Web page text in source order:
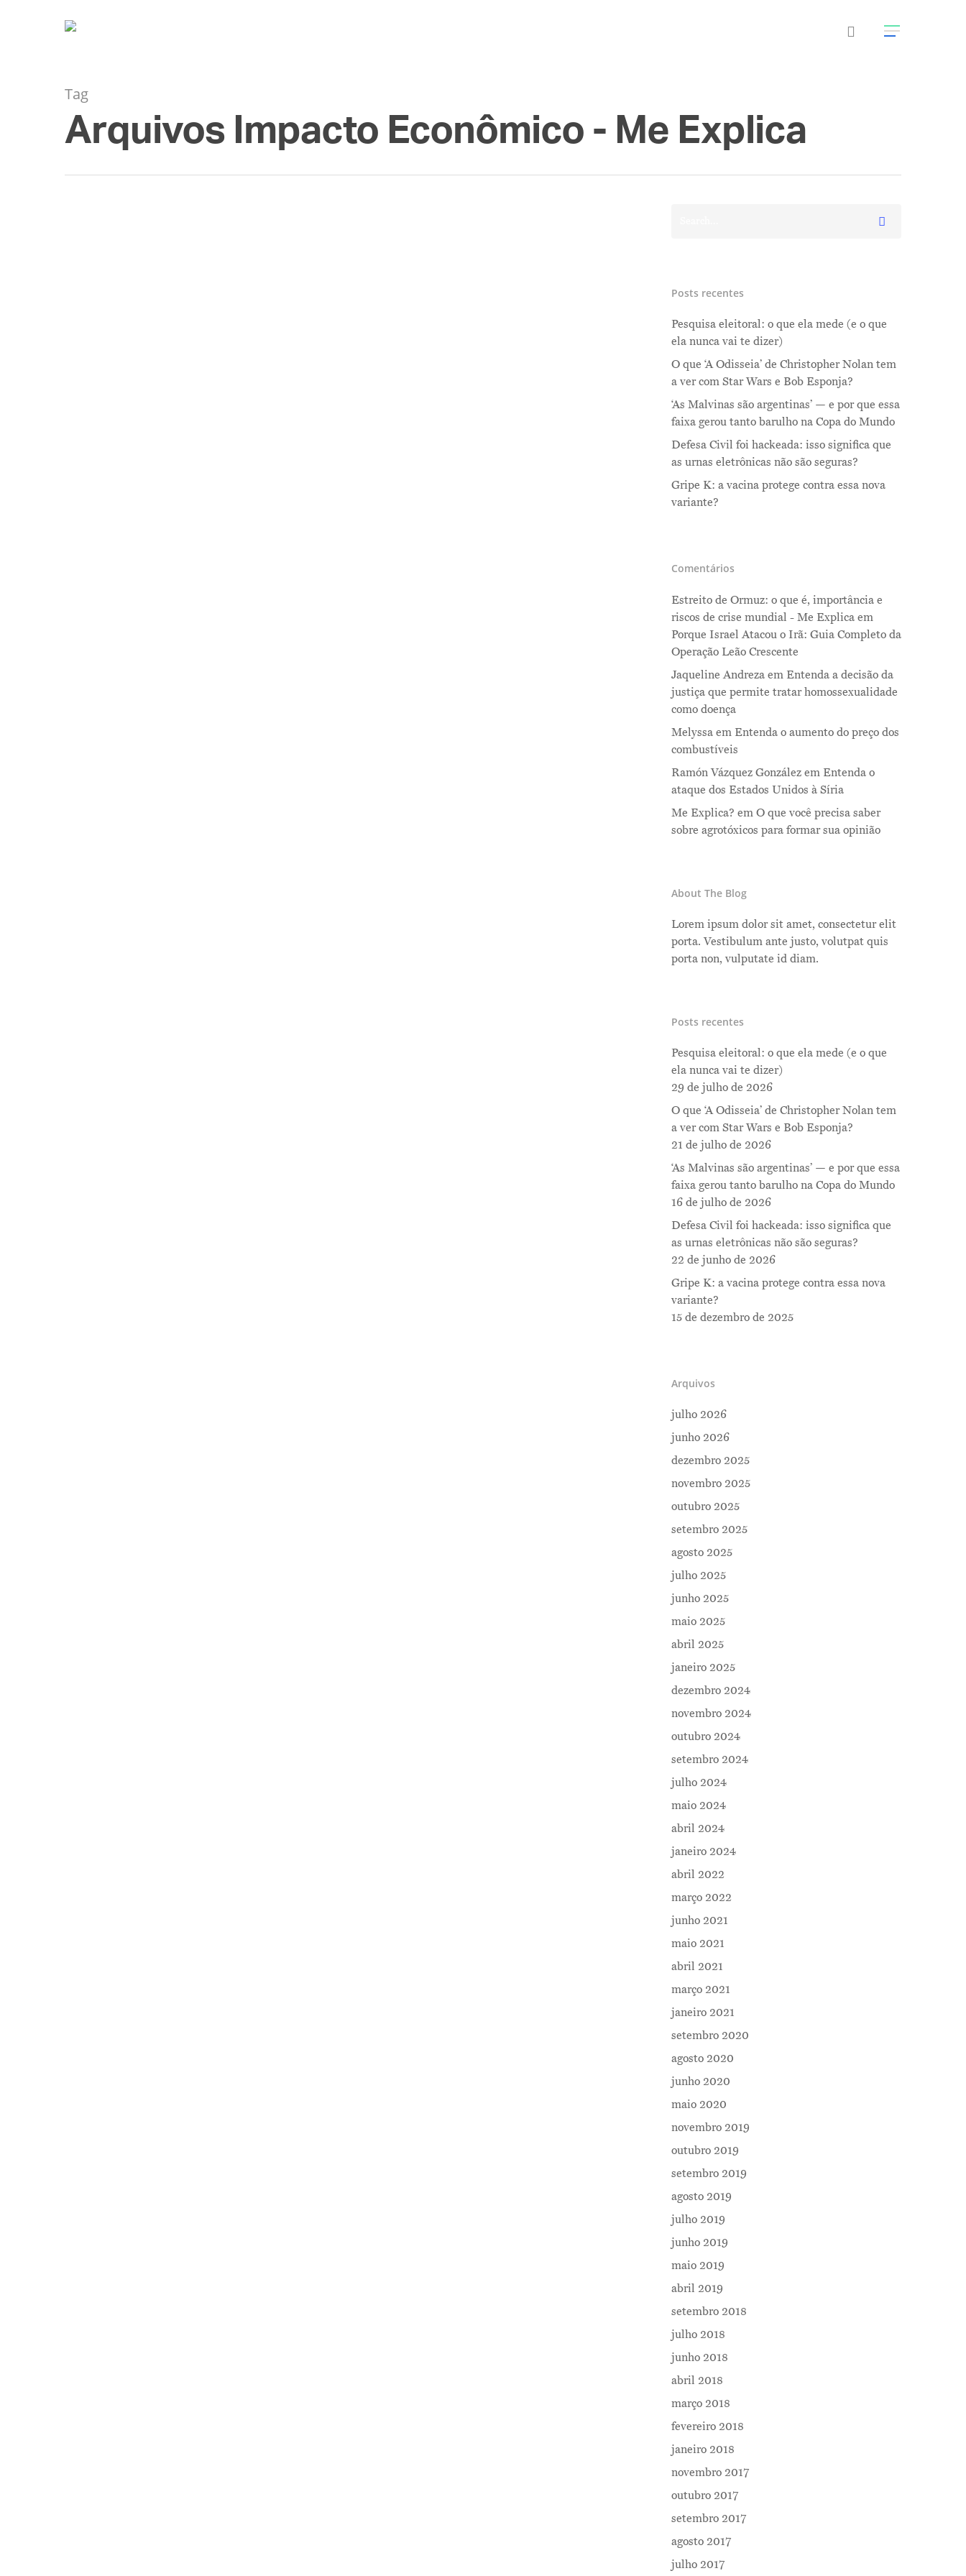
Tag
Arquivos Impacto Econômico - Me Explica
Posts recentes
Pesquisa eleitoral: o que ela mede (e o que
ela nunca vai te dizer)
O que ‘A Odisseia’ de Christopher Nolan tem
a ver com Star Wars e Bob Esponja?
‘As Malvinas são argentinas’ — e por que essa
faixa gerou tanto barulho na Copa do Mundo
Defesa Civil foi hackeada: isso significa que
as urnas eletrônicas não são seguras?
Gripe K: a vacina protege contra essa nova
variante?
Comentários
Estreito de Ormuz: o que é, importância e
riscos de crise mundial - Me Explicaem
Porque Israel Atacou o Irã: Guia Completo da
Operação Leão Crescente
Jaqueline Andrezaem Entenda a decisão da
justiça que permite tratar homossexualidade
como doença
Melyssaem Entenda o aumento do preço dos
combustíveis
Ramón Vázquez Gonzálezem Entenda o
ataque dos Estados Unidos à Síria
Me Explica? em O que você precisa saber
sobre agrotóxicos para formar sua opinião
About The Blog
Lorem ipsum dolor sit amet, consectetur elit
porta. Vestibulum ante justo, volutpat quis
porta non, vulputate id diam.
Posts recentes
Pesquisa eleitoral: o que ela mede (e o que
ela nunca vai te dizer)
29 de julho de 2026
O que ‘A Odisseia’ de Christopher Nolan tem
a ver com Star Wars e Bob Esponja?
21 de julho de 2026
‘As Malvinas são argentinas’ — e por que essa
faixa gerou tanto barulho na Copa do Mundo
16 de julho de 2026
Defesa Civil foi hackeada: isso significa que
as urnas eletrônicas não são seguras?
22 de junho de 2026
Gripe K: a vacina protege contra essa nova
variante?
15 de dezembro de 2025
Arquivos
julho 2026
junho 2026
dezembro 2025
novembro 2025
outubro 2025
setembro 2025
agosto 2025
julho 2025
junho 2025
maio 2025
abril 2025
janeiro 2025
dezembro 2024
novembro 2024
outubro 2024
setembro 2024
julho 2024
maio 2024
abril 2024
janeiro 2024
abril 2022
março 2022
junho 2021
maio 2021
abril 2021
março 2021
janeiro 2021
setembro 2020
agosto 2020
junho 2020
maio 2020
novembro 2019
outubro 2019
setembro 2019
agosto 2019
julho 2019
junho 2019
maio 2019
abril 2019
setembro 2018
julho 2018
junho 2018
abril 2018
março 2018
fevereiro 2018
janeiro 2018
novembro 2017
outubro 2017
setembro 2017
agosto 2017
julho 2017